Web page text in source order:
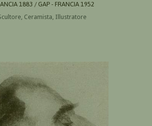
1883 / GAP - FRANCIA 1952
Ceramista, Illustratore